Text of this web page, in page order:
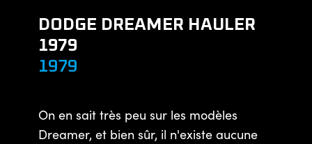
DODGE DREAMER HAULER
1979
1979
On en sait très peu sur les modèles
Dreamer, et bien sûr, il n'existe aucune